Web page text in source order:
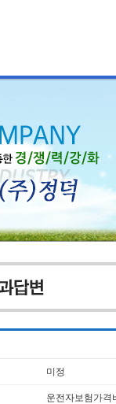
미정
운전자보험가격